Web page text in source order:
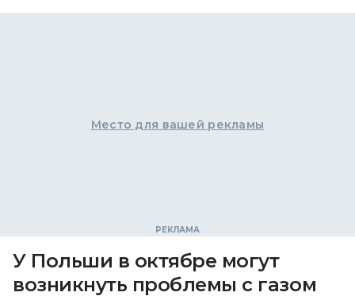
Место для вашей рекламы
У Польши в октябре могут
возникнуть проблемы с газом